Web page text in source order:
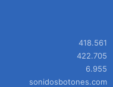
418.561
422.705
6.955
sonidosbotones.com